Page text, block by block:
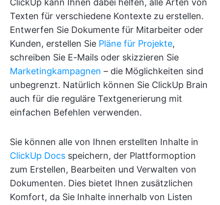
ClickUp kann Ihnen dabei helfen, alle Arten von
Texten für verschiedene Kontexte zu erstellen.
Entwerfen Sie Dokumente für Mitarbeiter oder
Kunden, erstellen Sie Pläne für Projekte,
schreiben Sie E-Mails oder skizzieren Sie
Marketingkampagnen – die Möglichkeiten sind
unbegrenzt. Natürlich können Sie ClickUp Brain
auch für die reguläre Textgenerierung mit
einfachen Befehlen verwenden.
Sie können alle von Ihnen erstellten Inhalte in
ClickUp Docs speichern, der Plattformoption
zum Erstellen, Bearbeiten und Verwalten von
Dokumenten. Dies bietet Ihnen zusätzlichen
Komfort, da Sie Inhalte innerhalb von Listen